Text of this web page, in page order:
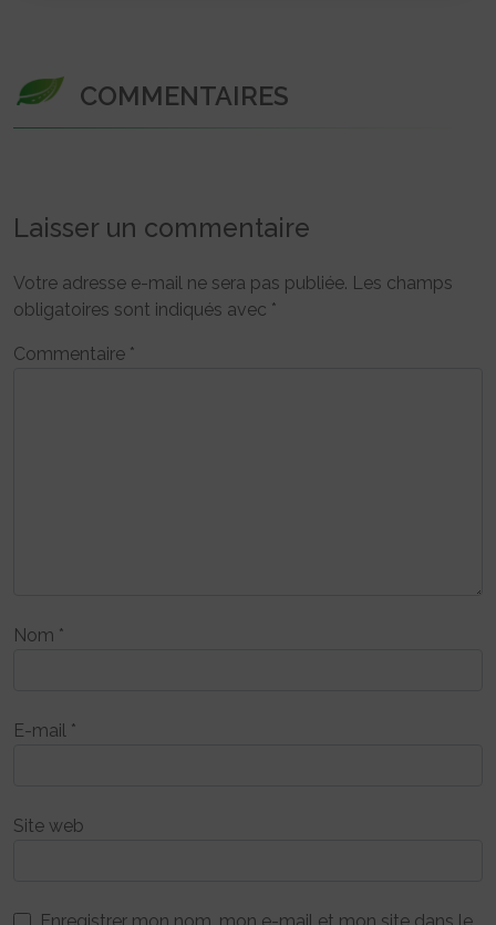
COMMENTAIRES
Laisser un commentaire
Votre adresse e-mail ne sera pas publiée. Les champs
obligatoires sont indiqués avec *
Commentaire *
Nom *
E-mail *
Site web